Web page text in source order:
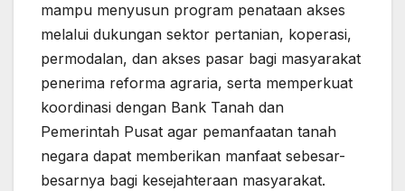
mampu menyusun program penataan akses
melalui dukungan sektor pertanian, koperasi,
permodalan, dan akses pasar bagi masyarakat
penerima reforma agraria, serta memperkuat
koordinasi dengan Bank Tanah dan
Pemerintah Pusat agar pemanfaatan tanah
negara dapat memberikan manfaat sebesar-
besarnya bagi kesejahteraan masyarakat.